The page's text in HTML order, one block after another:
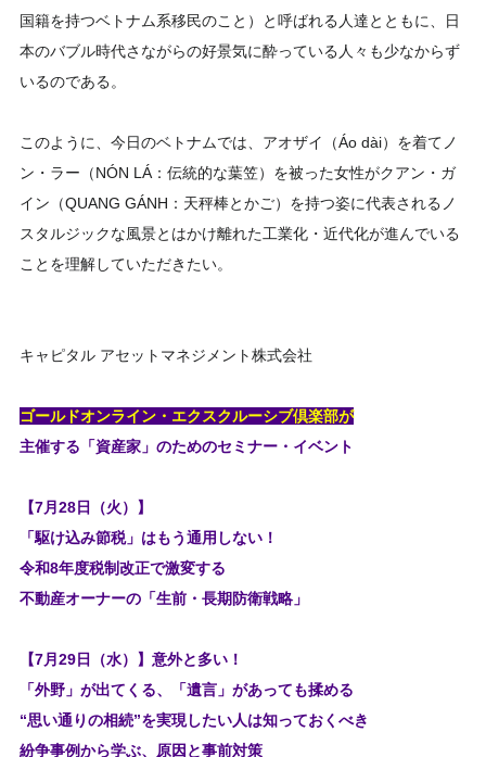
国籍を持つベトナム系移民のこと）と呼ばれる人達とともに、日
本のバブル時代さながらの好景気に酔っている人々も少なからず
いるのである。
このように、今日のベトナムでは、アオザイ（Áo dài）を着てノ
ン・ラー（NÓN LÁ：伝統的な葉笠）を被った女性がクアン・ガ
イン（QUANG GÁNH：天秤棒とかご）を持つ姿に代表されるノ
スタルジックな風景とはかけ離れた工業化・近代化が進んでいる
ことを理解していただきたい。
キャピタル アセットマネジメント株式会社
ゴールドオンライン・エクスクルーシブ倶楽部が
主催する「資産家」のためのセミナー・イベント
【7月28日（火）】
「駆け込み節税」はもう通用しない！
令和8年度税制改正で激変する
不動産オーナーの「生前・長期防衛戦略」
【7月29日（水）】意外と多い！
「外野」が出てくる、「遺言」があっても揉める
“思い通りの相続”を実現したい人は知っておくべき
紛争事例から学ぶ、原因と事前対策